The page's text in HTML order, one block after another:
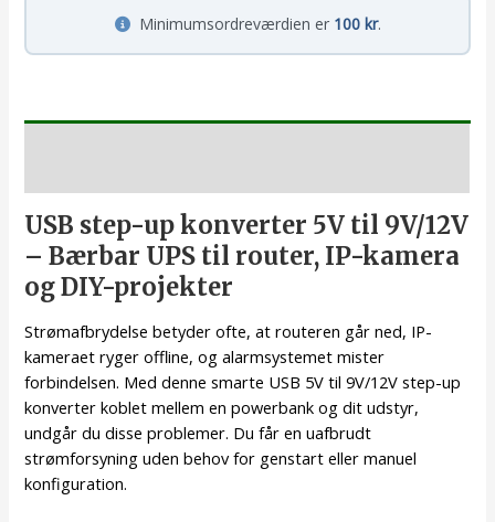
Minimumsordreværdien er 100 kr.
USB step-up konverter 5V til 9V/12V
– Bærbar UPS til router, IP-kamera
og DIY-projekter
Strømafbrydelse betyder ofte, at routeren går ned, IP-
kameraet ryger offline, og alarmsystemet mister
forbindelsen. Med denne smarte USB 5V til 9V/12V step-up
konverter koblet mellem en powerbank og dit udstyr,
undgår du disse problemer. Du får en uafbrudt
strømforsyning uden behov for genstart eller manuel
konfiguration.